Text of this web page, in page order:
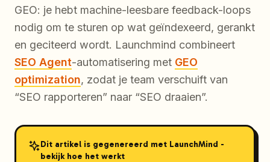
GEO: je hebt machine-leesbare feedback-loops
nodig om te sturen op wat geïndexeerd, gerankt
en geciteerd wordt. Launchmind combineert
SEO Agent-automatisering met GEO
optimization, zodat je team verschuift van
“SEO rapporteren” naar “SEO draaien”.
Dit artikel is gegenereerd met LaunchMind -
bekijk hoe het werkt